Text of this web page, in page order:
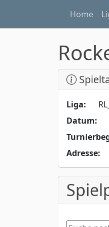
Home
Liga:
Datum:
Adresse: